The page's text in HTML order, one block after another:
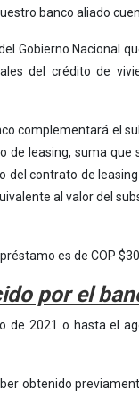
banco aliado
Gobierno Nacional
del crédito de
complementará el
leasing, suma
contrato de
al valor del
es de COP
por el
de 2021 o hasta el
obtenido